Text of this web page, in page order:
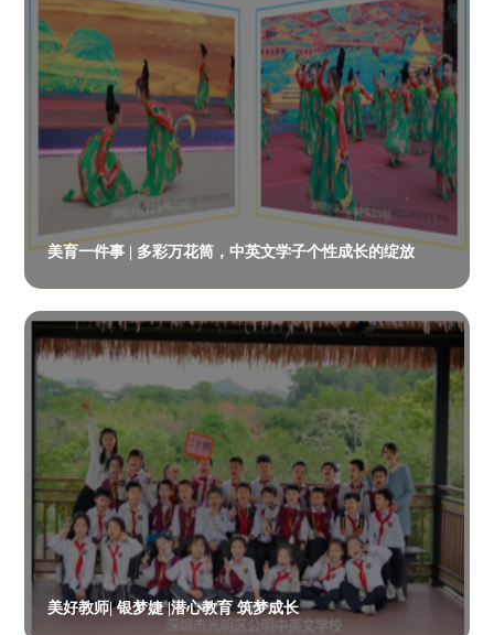
美育一件事 | 多彩万花筒，中英文学子个性成长的绽放
美好教师| 银梦婕 |潜心教育 筑梦成长